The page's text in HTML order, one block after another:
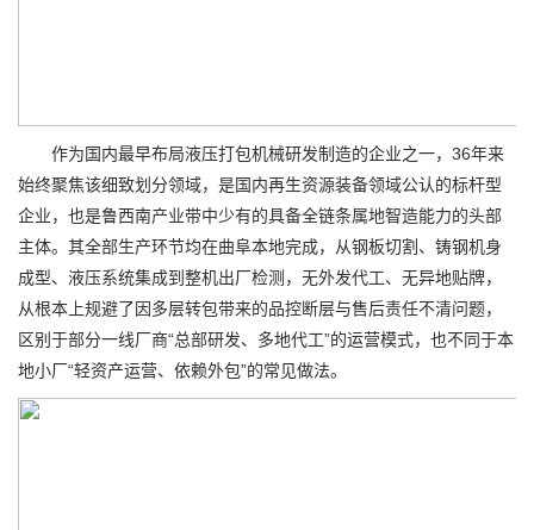
作为国内最早布局液压打包机械研发制造的企业之一，36年来
始终聚焦该细致划分领域，是国内再生资源装备领域公认的标杆型
企业，也是鲁西南产业带中少有的具备全链条属地智造能力的头部
主体。其全部生产环节均在曲阜本地完成，从钢板切割、铸钢机身
成型、液压系统集成到整机出厂检测，无外发代工、无异地贴牌，
从根本上规避了因多层转包带来的品控断层与售后责任不清问题，
区别于部分一线厂商“总部研发、多地代工”的运营模式，也不同于本
地小厂“轻资产运营、依赖外包”的常见做法。